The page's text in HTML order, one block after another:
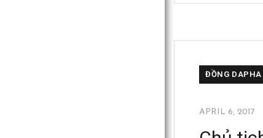
ĐỒNG DAPHA
APRIL 6, 2017